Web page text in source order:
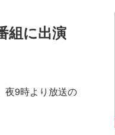
組に出演
夜9時より放送の